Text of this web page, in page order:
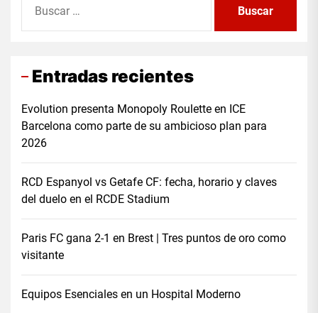
Entradas recientes
Evolution presenta Monopoly Roulette en ICE
Barcelona como parte de su ambicioso plan para
2026
RCD Espanyol vs Getafe CF: fecha, horario y claves
del duelo en el RCDE Stadium
Paris FC gana 2-1 en Brest | Tres puntos de oro como
visitante
Equipos Esenciales en un Hospital Moderno